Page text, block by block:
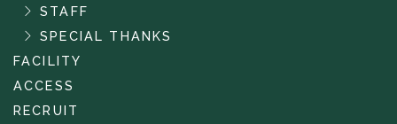
STAFF
SPECIAL THANKS
FACILITY
ACCESS
RECRUIT